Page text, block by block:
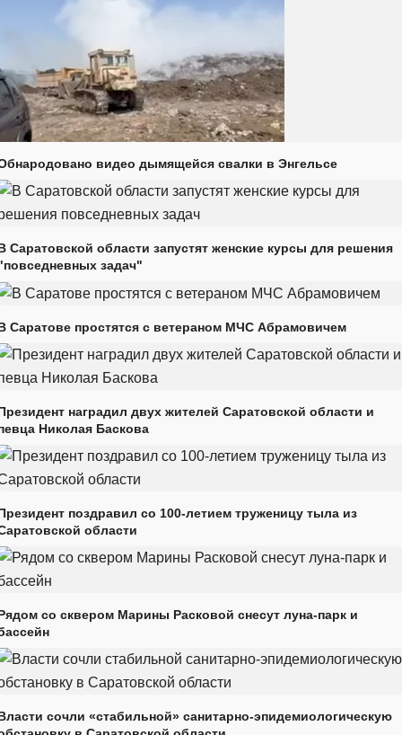
видео дымящейся свалки в Энгельсе
Саратовской области запустят женские курсы для решения
задач"
Саратове простятся с ветераном МЧС Абрамовичем
наградил двух жителей Саратовской области и
Николая Баскова
поздравил со 100-летием труженицу тыла из
области
со сквером Марины Расковой снесут луна-парк и
сочли «стабильной» санитарно-эпидемиологическую